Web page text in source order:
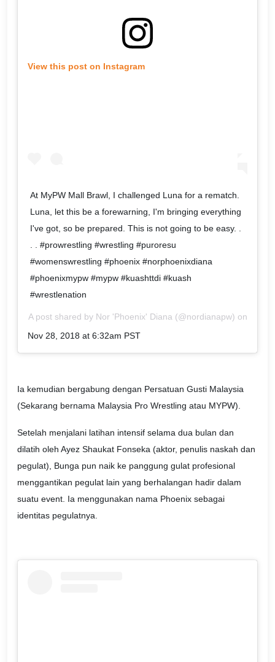
View this post on Instagram
At MyPW Mall Brawl, I challenged Luna for a rematch.
Luna, let this be a forewarning, I'm bringing everything
I've got, so be prepared. This is not going to be easy. .
. . #prowrestling #wrestling #puroresu
#womenswrestling #phoenix #norphoenixdiana
#phoenixmypw #mypw #kuashttdi #kuash
#wrestlenation
A post shared by Nor 'Phoenix' Diana (@nordianapw) on
Nov 28, 2018 at 6:32am PST
Ia kemudian bergabung dengan Persatuan Gusti Malaysia
(Sekarang bernama Malaysia Pro Wrestling atau MYPW).
Setelah menjalani latihan intensif selama dua bulan dan
dilatih oleh Ayez Shaukat Fonseka (aktor, penulis naskah dan
pegulat), Bunga pun naik ke panggung gulat profesional
menggantikan pegulat lain yang berhalangan hadir dalam
suatu event. Ia menggunakan nama Phoenix sebagai
identitas pegulatnya.